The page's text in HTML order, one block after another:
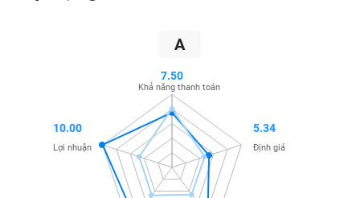
A
7.50
Khả năng thanh toán
5.34
Định giá
10.00
Lợi nhuận
SÓC
CHÍNH